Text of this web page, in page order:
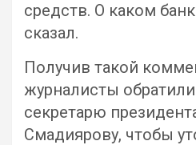
средств. О каком
сказал.
Получив такой
журналисты
секретарю
Смадиярову, чтобы